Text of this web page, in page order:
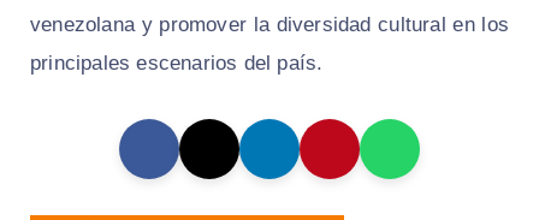
venezolana y promover la diversidad cultural en los
principales escenarios del país.